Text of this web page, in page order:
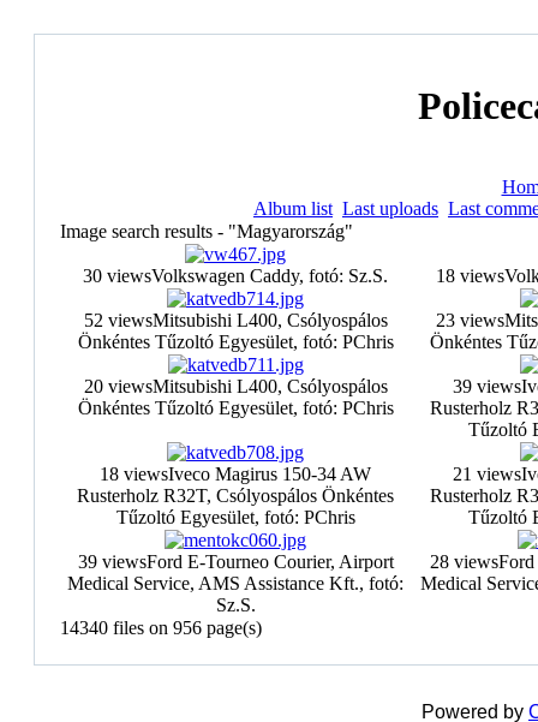
Album list Last uploads Last
Image search results - "Magyarország"
30 viewsVolkswagen Caddy, fotó: Sz.S. 18 views
52 viewsMitsubishi L400, Csólyospálos
Önkéntes Tűzoltó Egyesület, fotó: PChris
23 views
Önkéntes
20 viewsMitsubishi L400, Csólyospálos
Önkéntes Tűzoltó Egyesület, fotó: PChris
39 views
Rusterholz
Tűzoltó
18 viewsIveco Magirus 150-34 AW
Rusterholz R32T, Csólyospálos Önkéntes
Tűzoltó Egyesület, fotó: PChris
21 views
Rusterholz
Tűzoltó
39 viewsFord E-Tourneo Courier, Airport
Medical Service, AMS Assistance Kft., fotó:
Sz.S.
28 views
Medical
14340 files on 956 page(s)
Powered by